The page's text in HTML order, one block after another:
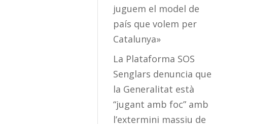
juguem el model de
país que volem per
Catalunya»
La Plataforma SOS
Senglars denuncia que
la Generalitat està
“jugant amb foc” amb
l’extermini massiu de